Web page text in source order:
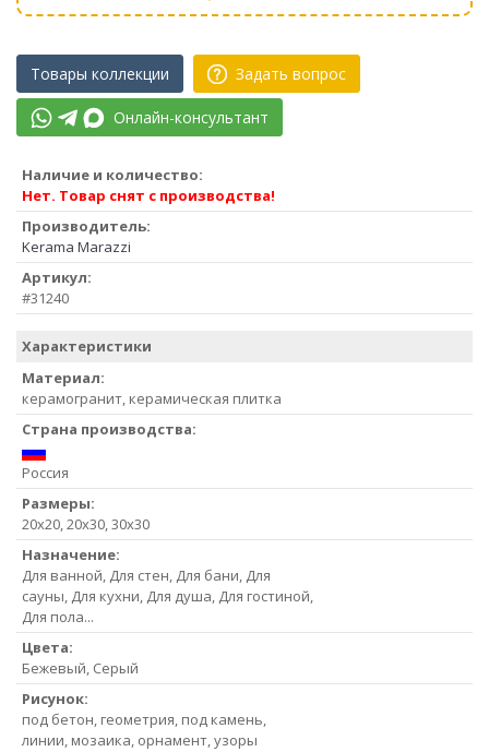
Товары коллекции Задать вопрос
Онлайн-консультант
Наличие и количество:
Нет. Товар снят с производства!
Производитель:
Kerama Marazzi
Артикул:
#31240
Характеристики
Материал:
керамогранит, керамическая плитка
Страна производства:
Россия
Размеры:
20x20, 20x30, 30x30
Назначение:
Для ванной, Для стен, Для бани, Для
сауны, Для кухни, Для душа, Для гостиной,
Для пола...
Цвета:
Бежевый, Серый
Рисунок:
под бетон, геометрия, под камень,
линии, мозаика, орнамент, узоры